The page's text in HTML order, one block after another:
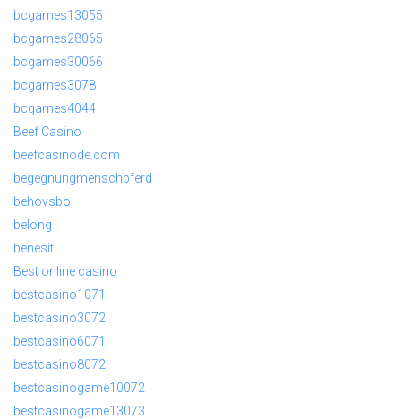
bcgames13055
bcgames28065
bcgames30066
bcgames3078
bcgames4044
Beef Casino
beefcasinode.com
begegnungmenschpferd
behovsbo
belong
benesit
Best online casino
bestcasino1071
bestcasino3072
bestcasino6071
bestcasino8072
bestcasinogame10072
bestcasinogame13073